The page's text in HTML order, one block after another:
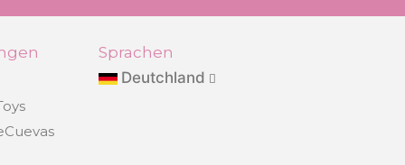
Sprachen
Deutchland